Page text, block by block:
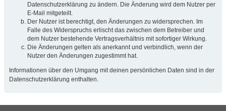
Datenschutzerklärung zu ändern. Die Änderung wird dem Nutzer per
E-Mail mitgeteilt.
Der Nutzer ist berechtigt, den Änderungen zu widersprechen. Im
Falle des Widerspruchs erlischt das zwischen dem Betreiber und
dem Nutzer bestehende Vertragsverhältnis mit sofortiger Wirkung.
Die Änderungen gelten als anerkannt und verbindlich, wenn der
Nutzer den Änderungen zugestimmt hat.
Informationen über den Umgang mit deinen persönlichen Daten sind in der
Datenschutzerklärung enthalten.